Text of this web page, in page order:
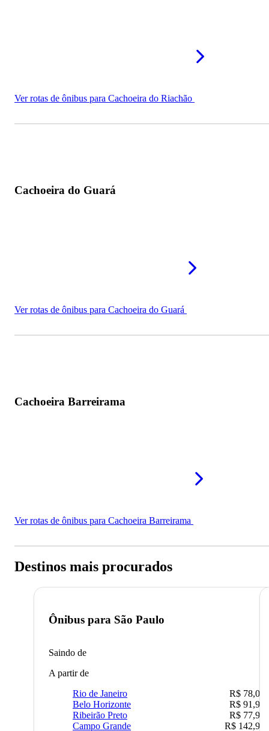
Ver rotas de ônibus para Cachoeira do Riachão
Cachoeira do Guará
Ver rotas de ônibus para Cachoeira do Guará
Cachoeira Barreirama
Ver rotas de ônibus para Cachoeira Barreirama
Destinos mais procurados
Ônibus para São Paulo
Saindo de
A partir de
Rio de Janeiro
R$ 78,02
Belo Horizonte
R$ 91,90
Ribeirão Preto
R$ 77,90
Campo Grande
R$ 142,90